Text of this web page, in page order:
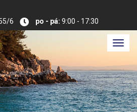
6
po - pá: 9:00 - 17:30